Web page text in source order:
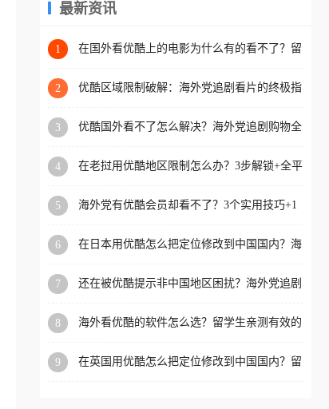
区工作、留学、定居等，都
权限制所困扰。
回国加速器，即可解决「海
版权限制」的问题，无论人
国、加拿大、澳大利亚、欧
学、定居等，都可以使用，
扰。
最新资讯
1
在国外看优酷上的电影为什么有的看不了？留
2
优酷区域限制破解：海外党追剧看片的终极指
3
优酷国外看不了怎么解决？海外党追剧购物全
4
在老挝用优酷地区限制怎么办？3步解锁+全平
5
海外党有优酷会员却看不了？3个实用技巧+1
6
在日本用优酷怎么把定位修改到中国国内？海
7
还在被优酷提示非中国地区困扰？海外党追剧
8
海外看优酷的软件怎么选？留学生亲测有效的
9
在英国用优酷怎么把定位修改到中国国内？留